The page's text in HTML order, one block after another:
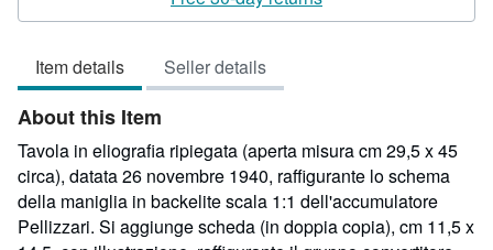
3
5
stars
Item details Seller details
About this Item
Tavola in eliografia ripiegata (aperta misura cm 29,5 x 45
circa), datata 26 novembre 1940, raffigurante lo schema
della maniglia in backelite scala 1:1 dell'accumulatore
Pellizzari. Si aggiunge scheda (in doppia copia), cm 11,5 x